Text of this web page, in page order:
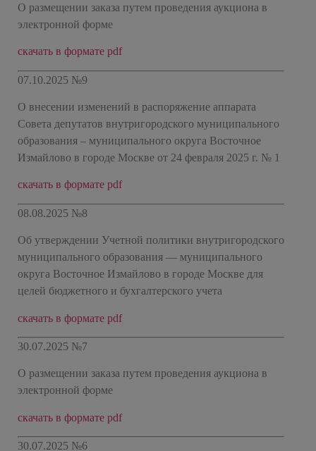
О размещении заказа путем проведения аукциона в
электронной форме
скачать в формате pdf
07.10.2025 №9
О внесении изменений в распоряжение аппарата
Совета депутатов внутригородского муниципального
образования – муниципального округа Восточное
Измайлово в городе Москве от 24 февраля 2025 г. № 1
скачать в формате pdf
08.08.2025 №8
Об утверждении Учетной политики внутригородского
муниципального образования — муниципального
округа Восточное Измайлово в городе Москве для
целей бюджетного и бухгалтерского учета
скачать в формате pdf
30.07.2025 №7
О размещении заказа путем проведения аукциона в
электронной форме
скачать в формате pdf
30.07.2025 №6